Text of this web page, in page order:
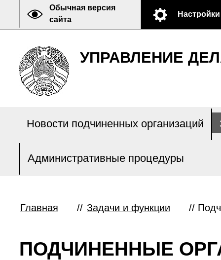
Обычная версия
сайта
Настройки
УПРАВЛЕНИЕ
Новости подчиненных организаций
Административные процедуры
Главная // Задачи и функции //
ПОДЧИНЕННЫЕ